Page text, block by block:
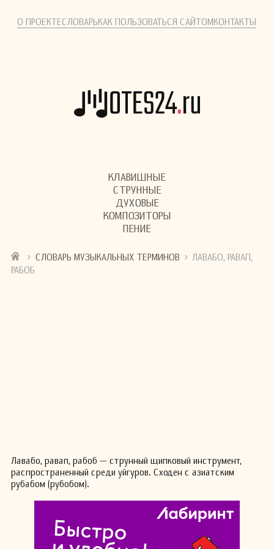
О ПРОЕКТЕСЛОВАРЬКАК ПОЛЬЗОВАТЬСЯ САЙТОМКОНТАКТЫ
КЛАВИШНЫЕ
СТРУННЫЕ
ДУХОВЫЕ
КОМПОЗИТОРЫ
ПЕНИЕ
› СЛОВАРЬ МУЗЫКАЛЬНЫХ ТЕРМИНОВ › ЛАВАБО, РАВАП,
РАБОБ
Лавабо, равап, рабоб — струнный щипковый инструмент,
распространенный среди уйгуров. Сходен с азиатским
рубабом (рубобом).